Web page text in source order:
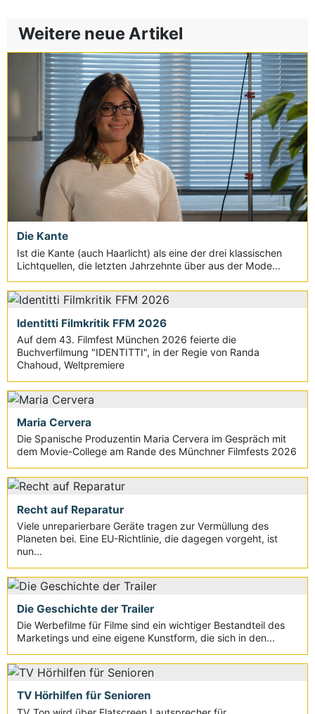
Weitere neue Artikel
Die Kante
Ist die Kante (auch Haarlicht) als eine der drei klassischen
Lichtquellen, die letzten Jahrzehnte über aus der Mode...
Identitti Filmkritik FFM 2026
Auf dem 43. Filmfest München 2026 feierte die
Buchverfilmung "IDENTITTI", in der Regie von Randa
Chahoud, Weltpremiere
Maria Cervera
Die Spanische Produzentin Maria Cervera im Gespräch mit
dem Movie-College am Rande des Münchner Filmfests 2026
Recht auf Reparatur
Viele unreparierbare Geräte tragen zur Vermüllung des
Planeten bei. Eine EU-Richtlinie, die dagegen vorgeht, ist
nun...
Die Geschichte der Trailer
Die Werbefilme für Filme sind ein wichtiger Bestandteil des
Marketings und eine eigene Kunstform, die sich in den...
TV Hörhilfen für Senioren